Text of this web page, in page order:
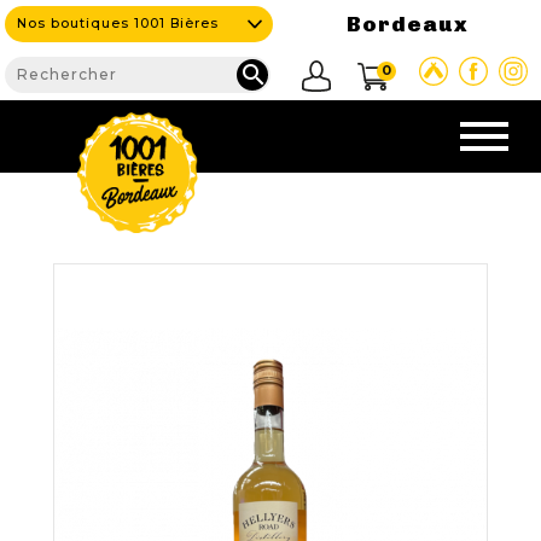
Nos boutiques 1001 Bières Bordeaux
 0

NOS PRODUITS
Nouveautés
Nos Bières